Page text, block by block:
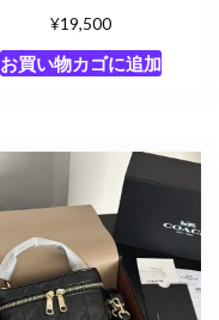
¥19,500
お買い物カゴに追加